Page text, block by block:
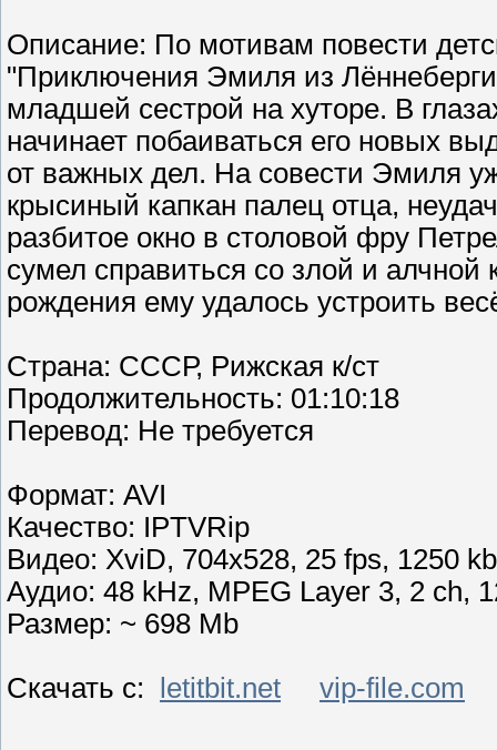
Описание: По мотивам повести
"Приключения Эмиля из
младшей сестрой на хуторе. В
начинает побаиваться его новых
от важных дел. На совести Эмиля
крысиный капкан палец отца,
разбитое окно в столовой фру
сумел справиться со злой и
рождения ему удалось устроить
Страна: СССР, Рижская к/ст
Продолжительность: 01:10:18
Перевoд: Не требуется
Формат: AVI
Качество: IPTVRip
Видео: XviD, 704x528, 25 fps, 1250
Аудио: 48 kHz, MPEG Layer 3, 2 ch,
Размер: ~ 698 Mb
Скачать с: letitbit.net vip-file.com